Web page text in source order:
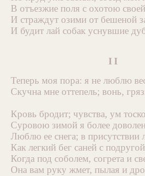
В отъезжие поля с охотою
И страждут озими от бешеной
И будит лай собак уснувшие
II
Теперь моя пора: я не люблю
Скучна мне оттепель; вонь,
Кровь бродит; чувства, ум
Суровою зимой я более
Люблю ее снега; в присутствии
Как легкий бег саней с
Когда под соболем, согрета и
Она вам руку жмет, пылая и